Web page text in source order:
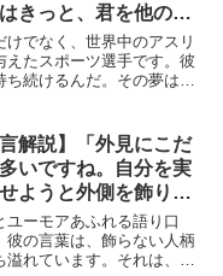
きっと、君を他の人
別な存在にしてくれ
ガー・ウッズの深い
る教訓
でなく、世界中のアスリ
たスポーツ選手です。彼
続けるんだ。その夢はき
言解説】「外見にこだ
いですね。自分を実
ようと外側を飾り立
見を飾り立てる暇が
時間に本を読んだ
ったりしなさいと言
ーモアあふれる語り口
の言葉は、飾らない人柄
れています。それは、単